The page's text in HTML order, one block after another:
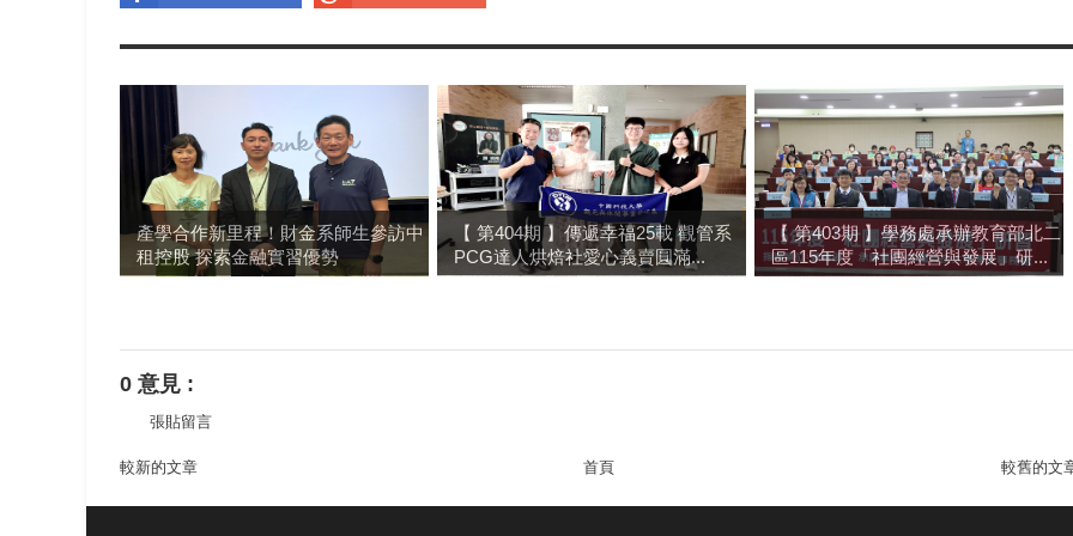
產學合作新里程！財金系師生參訪中
租控股 探索金融實習優勢
【 第404期 】傳遞幸福25載 觀管系
PCG達人烘焙社愛心義賣圓滿...
【 第403期 】學務處承辦教育部北二
區115年度「社團經營與發展」研...
0 意見 :
張貼留言
較新的文章 較舊的文
首頁